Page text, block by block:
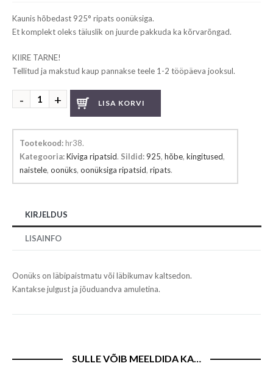
Kaunis hõbedast 925° ripats oonüksiga.
Et komplekt oleks täiuslik on juurde pakkuda ka kõrvarõngad.
KIIRE TARNE!
Tellitud ja makstud kaup pannakse teele 1-2 tööpäeva jooksul.
Oonüksiga
ripats
LISA KORVI
Tootekood: hr38.
Kategooria:Kiviga ripatsid. Sildid:925, hõbe, kingitused,
naistele, oonüks, oonüksiga ripatsid, ripats.
KIRJELDUS
LISAINFO
Oonüks on läbipaistmatu või läbikumav kaltsedon.
Kantakse julgust ja jõuduandva amuletina.
SULLE VÕIB MEELDIDA KA…